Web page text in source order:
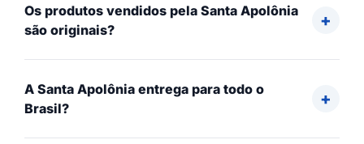
Os produtos vendidos pela Santa Apolônia
são originais?
A Santa Apolônia entrega para todo o
Brasil?